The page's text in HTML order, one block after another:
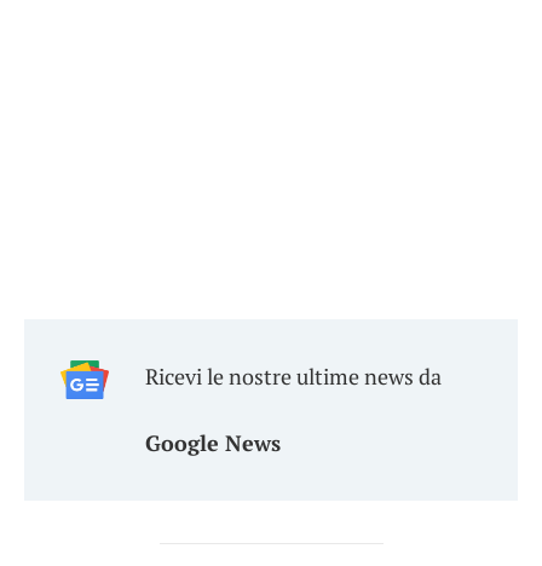
Ricevi le nostre ultime news da
Google News